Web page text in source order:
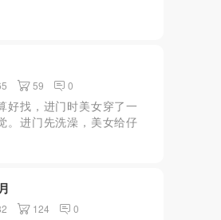
59 0
好找，进门时美女穿了一
。进门先洗澡，美女给仔
直接开始口，刺激。一会
趣内衣和丝袜。一柜子各
124 0